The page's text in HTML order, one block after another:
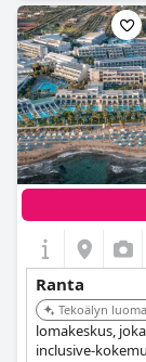
Ranta
Tekoälyn luoma
lomakeskus,
inclusive-